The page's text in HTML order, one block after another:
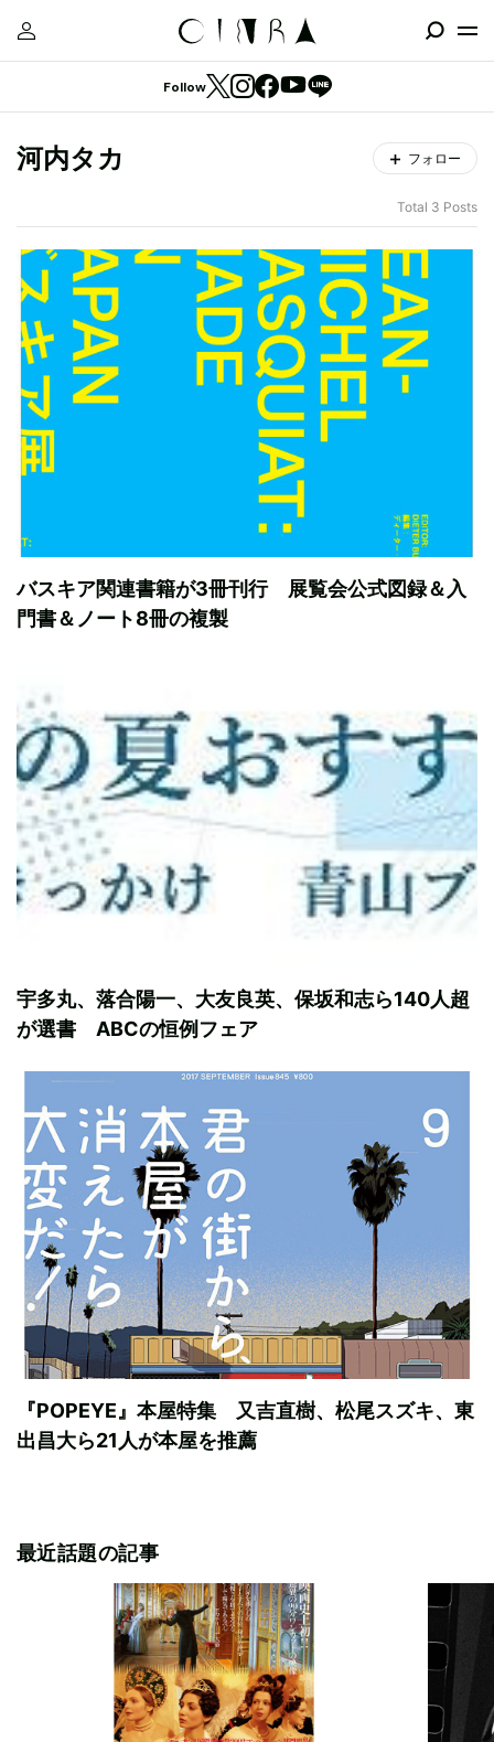
Follow
河内タカ フォロー
Total 3 Posts
バスキア関連書籍が3冊刊行 展覧会公式図録＆入
門書＆ノート8冊の複製
宇多丸、落合陽一、大友良英、保坂和志ら140人超
が選書 ABCの恒例フェア
『POPEYE』本屋特集 又吉直樹、松尾スズキ、東
出昌大ら21人が本屋を推薦
最近話題の記事